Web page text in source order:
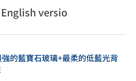
versio
的藍寶石玻璃+最柔的低藍光背